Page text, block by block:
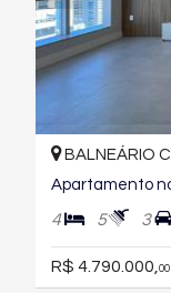
BALNEÁRIO
Apartamento
4 5 3
R$ 4.790.000, 00